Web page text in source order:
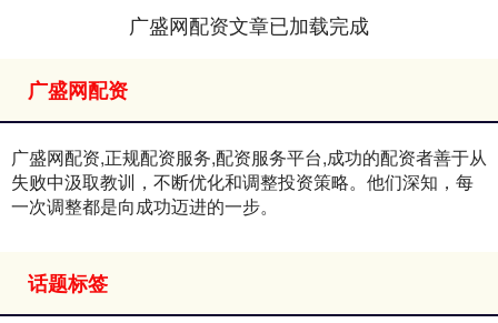
广盛网配资文章已加载完成
广盛网配资
广盛网配资,正规配资服务,配资服务平台,成功的配资者善于从
失败中汲取教训，不断优化和调整投资策略。他们深知，每
一次调整都是向成功迈进的一步。
话题标签